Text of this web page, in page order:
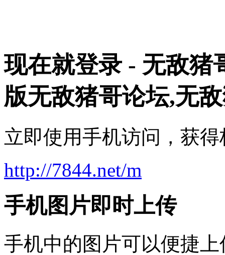
现在就登录 - 无敌猪
版无敌猪哥论坛,无
立即使用手机访问，获
http://7844.net/m
手机图片即时上传
手机中的图片可以便捷